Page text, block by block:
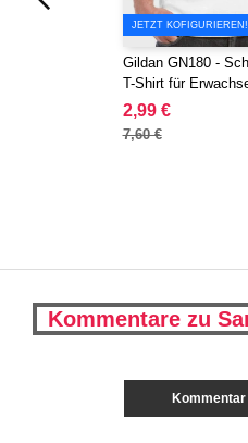
JETZT KOFIGURIEREN!
Gildan GN180 -
T-Shirt für
2,99 €
7,60 €
Kommentare zu